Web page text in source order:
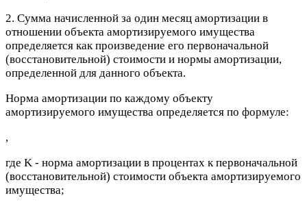
2. Сумма начисленной за один месяц амортизации в
отношении объекта амортизируемого имущества
определяется как произведение его первоначальной
(восстановительной) стоимости и нормы амортизации,
определенной для данного объекта.
Норма амортизации по каждому объекту
амортизируемого имущества определяется по формуле:
,
где K - норма амортизации в процентах к первоначальной
(восстановительной) стоимости объекта амортизируемого
имущества;